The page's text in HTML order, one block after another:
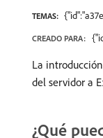
TEMAS:
CREADO PARA:
La
del servidor a
¿Qué